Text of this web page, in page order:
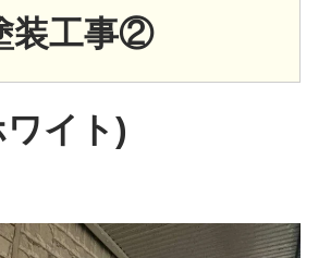
装工事②
イト)